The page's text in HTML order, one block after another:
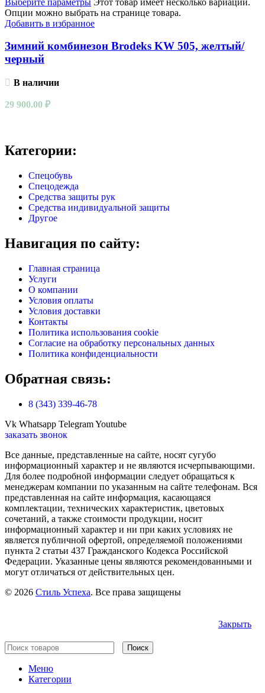
Опции можно выбрать на странице товара.
Добавить в избранное
Зимний комбинезон Brodeks KW 505, желтый/
черный
В наличии
29 900.00 ₽
Категории:
Спецобувь
Спецодежда
Средства защиты рук
Средства индивидуальной защиты
Другое
Навигация по сайту:
Главная страница
Услуги
О компании
Условия оплаты
Условия доставки
Контакты
Политика использования cookie
Согласие на обработку персональных данных
Политика конфиденциальности
Обратная связь:
8 (343) 339-46-78
Vk Whatsapp TelegramYoutube
заказать звонок
Все данные, представленные на сайте, носят сугубо
информационный характер и не являются исчерпывающими.
Для более подробной информации следует обращаться к
менеджерам компании по указанным на сайте телефонам. Вся
представленная на сайте информация, касающаяся
комплектации, технических характеристик, цветовых
сочетаний, а также стоимости продукции, носит
информационный характер и ни при каких условиях не
является публичной офертой, определяемой положениями
пункта 2 статьи 437 Гражданского Кодекса Российской
Федерации. Указанные цены являются рекомендованными и
могут отличаться от действительных цен.
© 2026 Стиль Успеха. Все права защищены
Закрыть
Поиск
Меню
Категории